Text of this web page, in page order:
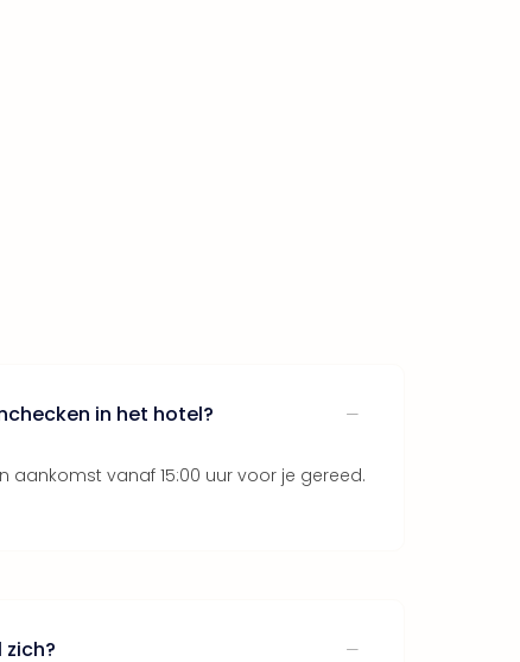
in het hotel?
aankomst vanaf 15:00 uur voor je gereed.